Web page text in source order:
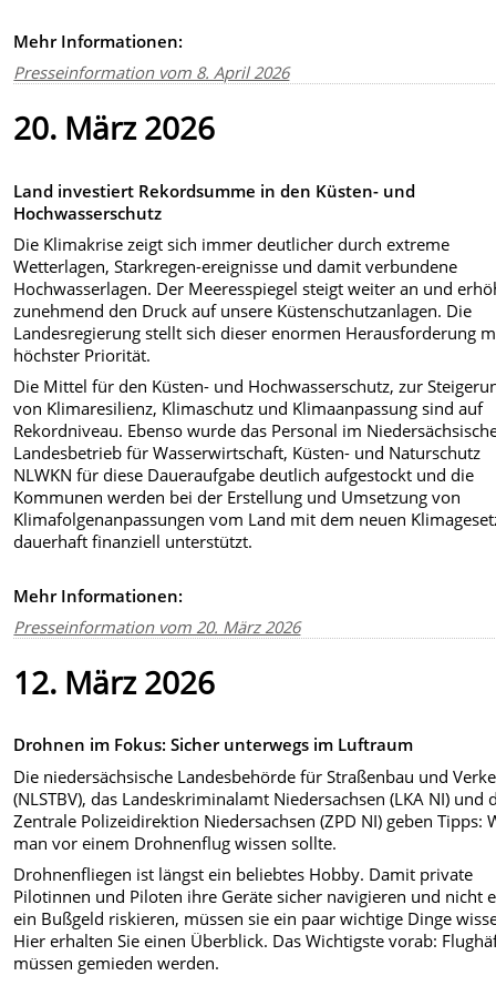
Mehr Informationen:
Presseinformation vom 8. April 2026
20. März 2026
Land investiert Rekordsumme in den Küsten- und
Hochwasserschutz
Die Klimakrise zeigt sich immer deutlicher durch extreme
Wetterlagen, Starkregen-ereignisse und damit verbundene
Hochwasserlagen. Der Meeresspiegel steigt weiter an und
zunehmend den Druck auf unsere Küstenschutzanlagen. Die
Landesregierung stellt sich dieser enormen Herausforderung
höchster Priorität.
Die Mittel für den Küsten- und Hochwasserschutz, zur
von Klimaresilienz, Klimaschutz und Klimaanpassung sind auf
Rekordniveau. Ebenso wurde das Personal im
Landesbetrieb für Wasserwirtschaft, Küsten- und Naturschutz
NLWKN für diese Daueraufgabe deutlich aufgestockt und die
Kommunen werden bei der Erstellung und Umsetzung von
Klimafolgenanpassungen vom Land mit dem neuen
dauerhaft finanziell unterstützt.
Mehr Informationen:
Presseinformation vom 20. März 2026
12. März 2026
Drohnen im Fokus: Sicher unterwegs im Luftraum
Die niedersächsische Landesbehörde für Straßenbau und
(NLSTBV), das Landeskriminalamt Niedersachsen (LKA NI) und
Zentrale Polizeidirektion Niedersachsen (ZPD NI) geben Tipps:
man vor einem Drohnenflug wissen sollte.
Drohnenfliegen ist längst ein beliebtes Hobby. Damit private
Pilotinnen und Piloten ihre Geräte sicher navigieren und nicht
ein Bußgeld riskieren, müssen sie ein paar wichtige Dinge
Hier erhalten Sie einen Überblick. Das Wichtigste vorab:
müssen gemieden werden.